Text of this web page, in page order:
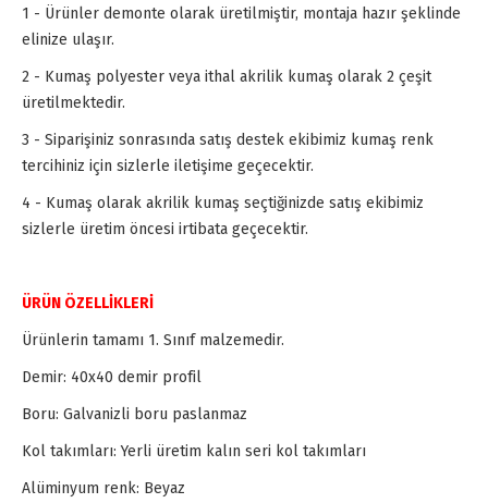
1 - Ürünler demonte olarak üretilmiştir, montaja hazır şeklinde
elinize ulaşır.
2 - Kumaş polyester veya ithal akrilik kumaş olarak 2 çeşit
üretilmektedir.
3 - Siparişiniz sonrasında satış destek ekibimiz kumaş renk
tercihiniz için sizlerle iletişime geçecektir.
4 - Kumaş olarak akrilik kumaş seçtiğinizde satış ekibimiz
sizlerle üretim öncesi irtibata geçecektir.
ÜRÜN ÖZELLİKLERİ
Ürünlerin tamamı 1. Sınıf malzemedir.
Demir: 40x40 demir profil
Boru: Galvanizli boru paslanmaz
Kol takımları: Yerli üretim kalın seri kol takımları
Alüminyum renk: Beyaz